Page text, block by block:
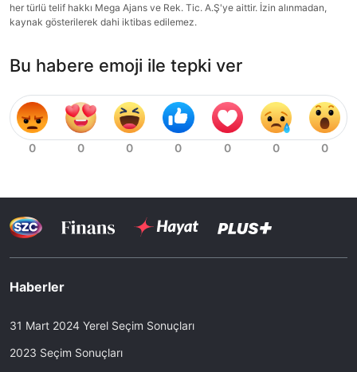
her türlü telif hakkı Mega Ajans ve Rek. Tic. A.Ş'ye aittir. İzin alınmadan,
kaynak gösterilerek dahi iktibas edilemez.
Bu habere emoji ile tepki ver
Haberler
31 Mart 2024 Yerel Seçim Sonuçları
2023 Seçim Sonuçları